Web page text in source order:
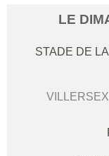
LE
STADE DE